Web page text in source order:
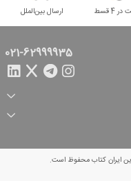
4 قسط ارسال بین‌الملل
021-62999935
ایران کتاب محفوظ است.